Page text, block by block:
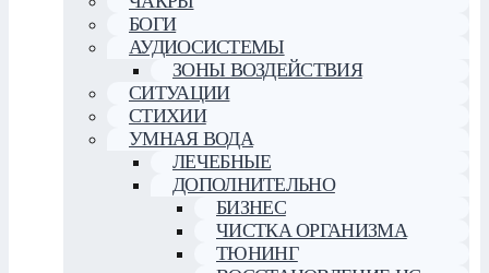
БОГИ
АУДИОСИСТЕМЫ
ЗОНЫ ВОЗДЕЙСТВИЯ
СИТУАЦИИ
СТИХИИ
УМНАЯ ВОДА
ЛЕЧЕБНЫЕ
ДОПОЛНИТЕЛЬНО
БИЗНЕС
ЧИСТКА ОРГАНИЗМА
ТЮНИНГ